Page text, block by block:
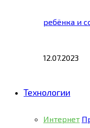
ребёнка и
12.07.2023
Технологии
Интернет